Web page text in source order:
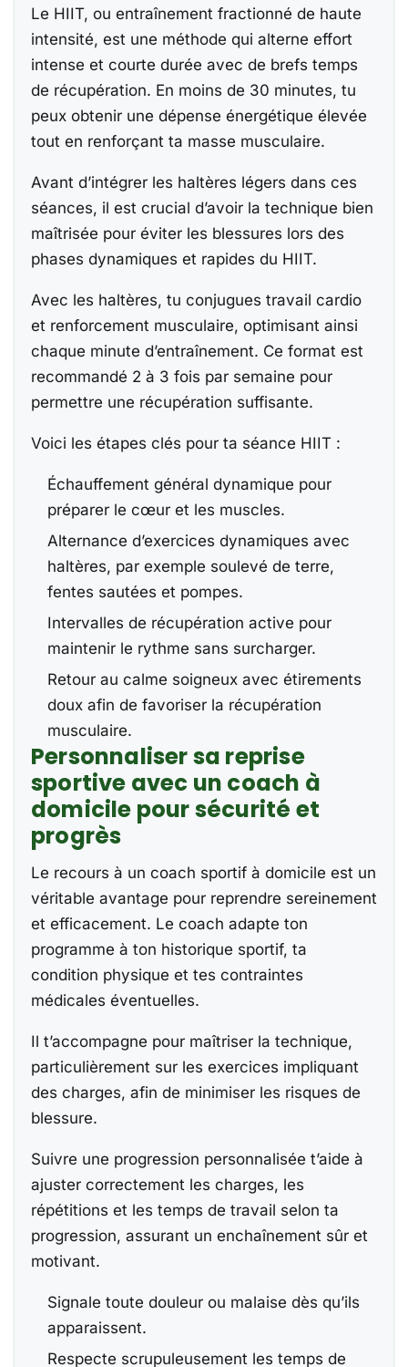
Le HIIT, ou entraînement fractionné de haute
intensité, est une méthode qui alterne effort
intense et courte durée avec de brefs temps
de récupération. En moins de 30 minutes, tu
peux obtenir une dépense énergétique élevée
tout en renforçant ta masse musculaire.
Avant d’intégrer les haltères légers dans ces
séances, il est crucial d’avoir la technique bien
maîtrisée pour éviter les blessures lors des
phases dynamiques et rapides du HIIT.
Avec les haltères, tu conjugues travail cardio
et renforcement musculaire, optimisant ainsi
chaque minute d’entraînement. Ce format est
recommandé 2 à 3 fois par semaine pour
permettre une récupération suffisante.
Voici les étapes clés pour ta séance HIIT :
Échauffement général dynamique pour
préparer le cœur et les muscles.
Alternance d’exercices dynamiques avec
haltères, par exemple soulevé de terre,
fentes sautées et pompes.
Intervalles de récupération active pour
maintenir le rythme sans surcharger.
Retour au calme soigneux avec étirements
doux afin de favoriser la récupération
musculaire.
Personnaliser sa reprise
sportive avec un coach à
domicile pour sécurité et
progrès
Le recours à un coach sportif à domicile est un
véritable avantage pour reprendre sereinement
et efficacement. Le coach adapte ton
programme à ton historique sportif, ta
condition physique et tes contraintes
médicales éventuelles.
Il t’accompagne pour maîtriser la technique,
particulièrement sur les exercices impliquant
des charges, afin de minimiser les risques de
blessure.
Suivre une progression personnalisée t’aide à
ajuster correctement les charges, les
répétitions et les temps de travail selon ta
progression, assurant un enchaînement sûr et
motivant.
Signale toute douleur ou malaise dès qu’ils
apparaissent.
Respecte scrupuleusement les temps de